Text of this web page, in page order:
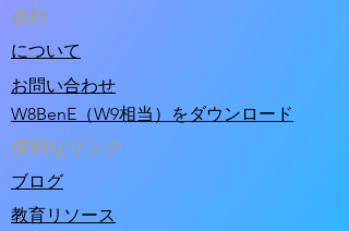
会社
について
お問い合わせ
便利なリンク
ブログ
教育リソース
W8BenE（W9相当）をダウンロード